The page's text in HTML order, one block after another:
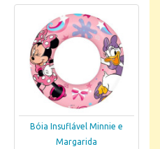
Bóia Insuflável Minnie e
Margarida